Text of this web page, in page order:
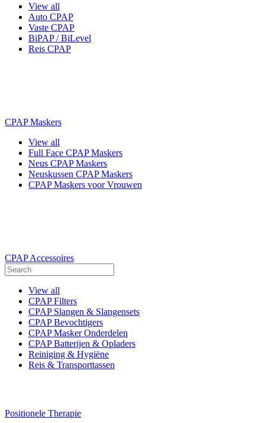
View all
Auto CPAP
Vaste CPAP
BiPAP / BiLevel
Reis CPAP
CPAP Maskers
View all
Full Face CPAP Maskers
Neus CPAP Maskers
Neuskussen CPAP Maskers
CPAP Maskers voor Vrouwen
CPAP Accessoires
View all
CPAP Filters
CPAP Slangen & Slangensets
CPAP Bevochtigers
CPAP Masker Onderdelen
CPAP Batterijen & Opladers
Reiniging & Hygiëne
Reis & Transporttassen
Positionele Therapie